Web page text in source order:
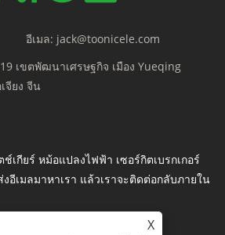
อีเมล: jack@toonicele.com
เขตพัฒนาเศรษฐกิจ เมือง Yueqing
จียง จีน
เกียร์ หม้อแปลงไฟฟ้า เซอร์กิตเบรกเกอร์
อีเมลมาหาเรา แล้วเราจะติดต่อกลับภายใน
X